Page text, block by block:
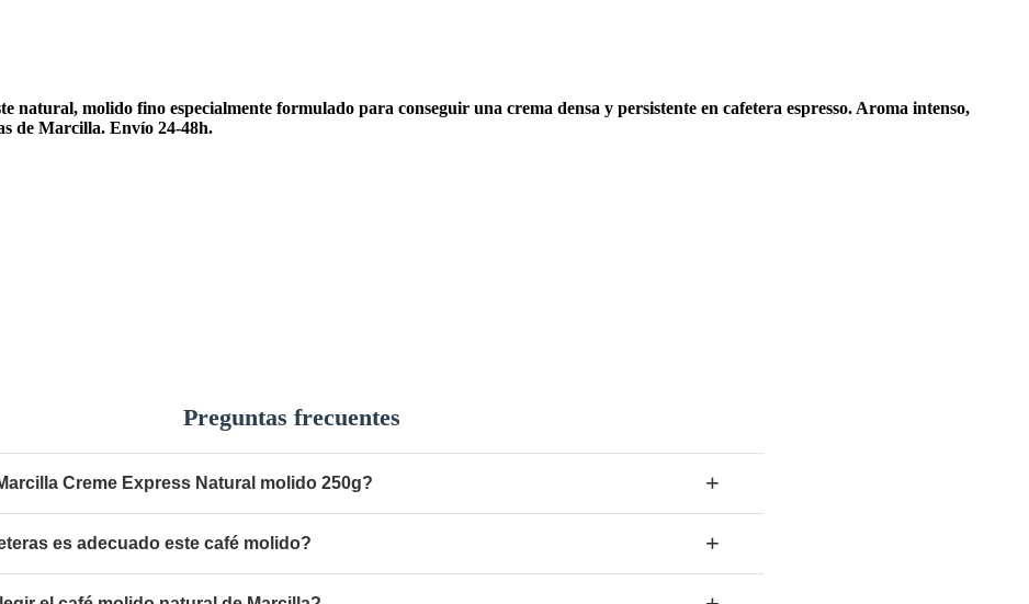
natural, molido fino especialmente formulado para conseguir una crema densa y persistente en cafetera espresso. Aroma intenso,
de Marcilla. Envío 24-48h.
Preguntas frecuentes
Creme Express Natural molido 250g? +
es adecuado este café molido? +